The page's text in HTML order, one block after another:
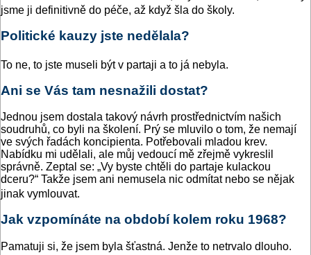
jsme ji definitivně do péče, až když šla do školy.
Politické kauzy jste nedělala?
To ne, to jste museli být v partaji a to já nebyla.
Ani se Vás tam nesnažili dostat?
Jednou jsem dostala takový návrh prostřednictvím našich
soudruhů, co byli na školení. Prý se mluvilo o tom, že nemají
ve svých řadách koncipienta. Potřebovali mladou krev.
Nabídku mi udělali, ale můj vedoucí mě zřejmě vykreslil
správně. Zeptal se: „Vy byste chtěli do partaje kulackou
dceru?“ Takže jsem ani nemusela nic odmítat nebo se nějak
jinak vymlouvat.
Jak vzpomínáte na období kolem roku 1968?
Pamatuji si, že jsem byla šťastná. Jenže to netrvalo dlouho.